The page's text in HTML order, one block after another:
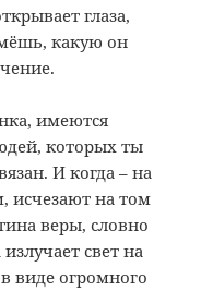
глаза,
какую он
имеются
которых ты
И когда – на
исчезают на том
веры, словно
свет на
виде огромного